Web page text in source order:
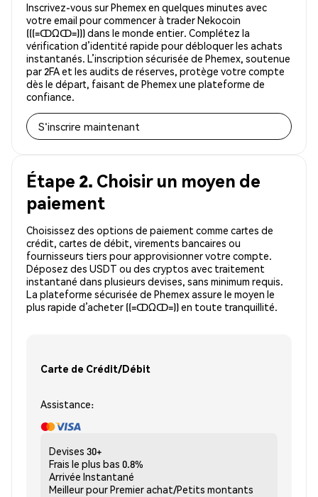
Inscrivez-vous sur Phemex en quelques minutes avec
votre email pour commencer à trader Nekocoin
(((=ↀΩↀ=))) dans le monde entier. Complétez la
vérification d’identité rapide pour débloquer les achats
instantanés. L’inscription sécurisée de Phemex, soutenue
par 2FA et les audits de réserves, protège votre compte
dès le départ, faisant de Phemex une plateforme de
confiance.
S'inscrire maintenant
Étape 2. Choisir un moyen de
paiement
Choisissez des options de paiement comme cartes de
crédit, cartes de débit, virements bancaires ou
fournisseurs tiers pour approvisionner votre compte.
Déposez des USDT ou des cryptos avec traitement
instantané dans plusieurs devises, sans minimum requis.
La plateforme sécurisée de Phemex assure le moyen le
plus rapide d’acheter ((=ↀΩↀ=)) en toute tranquillité.
Carte de Crédit/Débit
Assistance:
Devises 30+
Frais le plus bas 0.8%
Arrivée Instantané
Meilleur pourPremier achat/Petits montants